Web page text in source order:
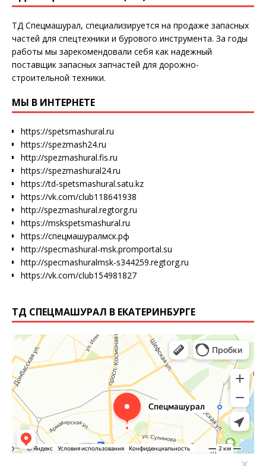
ТД Спецмашурал, специализируется на продаже запасных
частей для спецтехники и бурового инструмента. За годы
работы мы зарекомендовали себя как надежный
поставщик запасных запчастей для дорожно-
строительной техники.
МЫ В ИНТЕРНЕТЕ
https://spetsmashural.ru
https://spezmash24.ru
http://spezmashural.fis.ru
https://spezmashural24.ru
https://td-spetsmashural.satu.kz
https://vk.com/club118641938
http://spezmashural.regtorg.ru
https://mskspetsmashural.ru
https://спецмашуралмск.рф
http://specmashural-msk.promportal.su
http://specmashuralmsk-s344259.regtorg.ru
https://vk.com/club154981827
ТД СПЕЦМАШУРАЛ В ЕКАТЕРИНБУРГЕ